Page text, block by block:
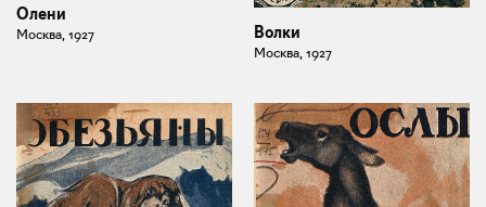
Олени
Москва, 1927 Волки
Москва, 1927